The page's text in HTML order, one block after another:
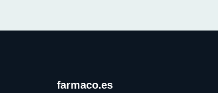
farmaco.es